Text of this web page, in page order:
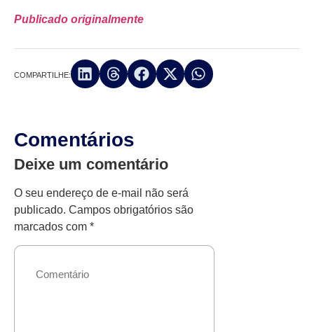
Publicado originalmente
COMPARTILHE:
Comentários
Deixe um comentário
O seu endereço de e-mail não será
publicado. Campos obrigatórios são
marcados com *